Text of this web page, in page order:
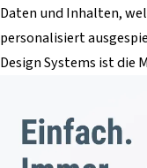
Daten und Inhalten,
personalisiert
Design Systems ist die